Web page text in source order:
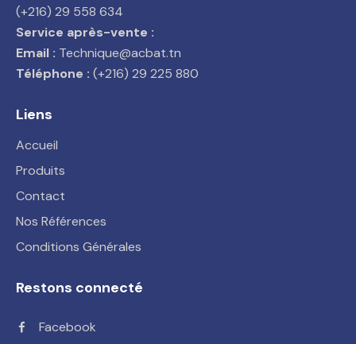
(+216) 29 558 634
Service après-vente :
Email : Technique@acbat.tn
Téléphone : (+216) 29 225 880
Liens
Accueil
Produits
Contact
Nos Références
Conditions Générales
Restons connecté
Facebook